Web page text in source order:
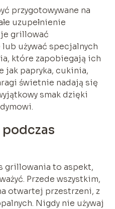
przygotowywane na
uzupełnienie
je grillować
używać specjalnych
które zapobiegają ich
jak papryka, cukinia,
świetnie nadają się
smak dzięki
grillowania to aspekt,
Przede wszystkim,
otwartej przestrzeni, z
Nigdy nie używaj